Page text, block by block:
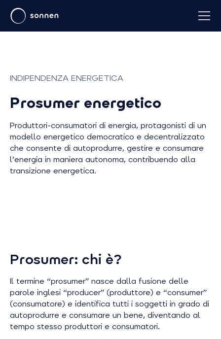
INDIPENDENZA ENERGETICA
Prosumer energetico
Produttori-consumatori di energia, protagonisti di un
modello energetico democratico e decentralizzato
che consente di autoprodurre, gestire e consumare
l’energia in maniera autonoma, contribuendo alla
transizione energetica.
Prosumer: chi è?
Il termine “prosumer” nasce dalla fusione delle
parole inglesi “producer” (produttore) e “consumer”
(consumatore) e identifica tutti i soggetti in grado di
autoprodurre e consumare un bene, diventando al
tempo stesso produttori e consumatori.